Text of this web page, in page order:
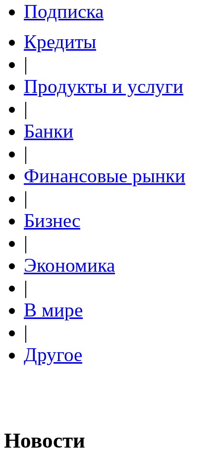
Подписка
Кредиты
|
Продукты и услуги
|
Банки
|
Финансовые рынки
|
Бизнес
|
Экономика
|
В мире
|
Другое
Новости